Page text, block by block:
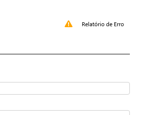
Relatório de Erro